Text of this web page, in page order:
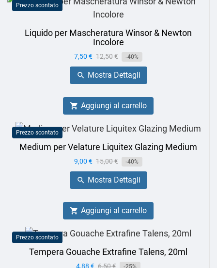
Prezzo scontato
Liquido per Mascheratura Winsor & Newton
Incolore
Prezzo
7,50 € Prezzo
base
12,50 € -40%
 Mostra Dettagli
 Aggiungi al carrello
Prezzo scontato
Medium per Velature Liquitex Glazing Medium
Prezzo
9,00 € Prezzo
base
15,00 € -40%
 Mostra Dettagli
 Aggiungi al carrello
Prezzo scontato
Tempera Gouache Extrafine Talens, 20ml
Prezzo
4,88 € Prezzo
6,50 €